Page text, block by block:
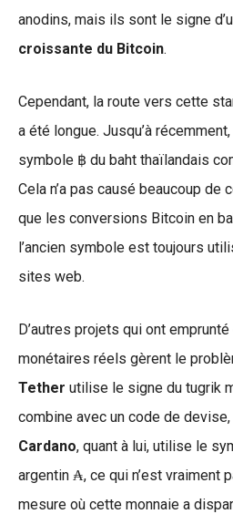
anodins, mais ils sont le signe
croissante du Bitcoin.
Cependant, la route vers cette
a été longue. Jusqu’à
symbole ฿ du baht thaïlandais
Cela n’a pas causé beaucoup de
que les conversions Bitcoin en
l’ancien symbole est toujours
sites web.
D’autres projets qui ont
monétaires réels gèrent le
Tether utilise le signe du tugrik
combine avec un code de devise,
Cardano, quant à lui, utilise le
argentin ₳, ce qui n’est vraiment
mesure où cette monnaie a